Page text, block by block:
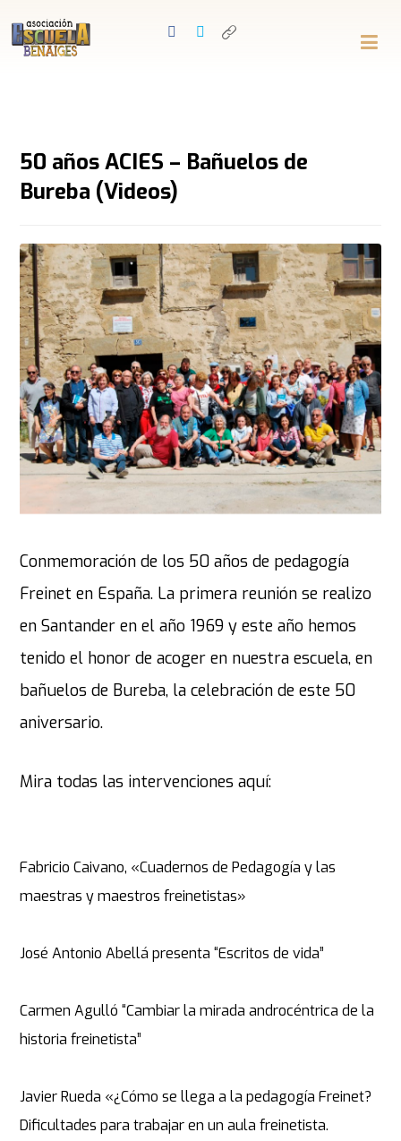
50 años ACIES – Bañuelos de
Bureba (Videos)
Conmemoración de los 50 años de pedagogía
Freinet en España. La primera reunión se realizo
en Santander en el año 1969 y este año hemos
tenido el honor de acoger en nuestra escuela, en
bañuelos de Bureba, la celebración de este 50
aniversario.
Mira todas las intervenciones aquí:
Fabricio Caivano, «Cuadernos de Pedagogía y las
maestras y maestros freinetistas»
José Antonio Abellá presenta “Escritos de vida”
Carmen Agulló “Cambiar la mirada androcéntrica de la
historia freinetista”
Javier Rueda «¿Cómo se llega a la pedagogía Freinet?
Dificultades para trabajar en un aula freinetista.